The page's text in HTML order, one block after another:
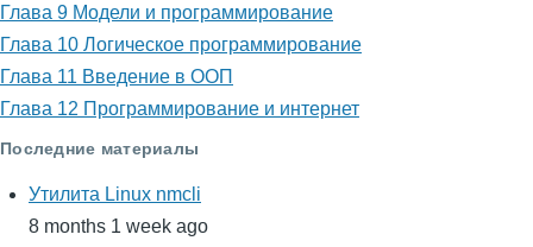
Глава 9 Модели и программирование
Глава 10 Логическое программирование
Глава 11 Введение в ООП
Глава 12 Программирование и интернет
Последние материалы
Утилита Linux nmcli
8 months 1 week ago